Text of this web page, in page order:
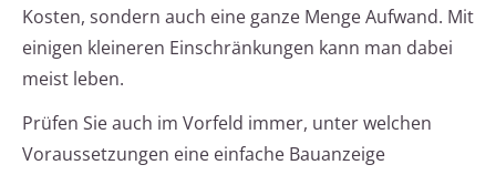
Kosten, sondern auch eine ganze Menge Aufwand. Mit
einigen kleineren Einschränkungen kann man dabei
meist leben.
Prüfen Sie auch im Vorfeld immer, unter welchen
Voraussetzungen eine einfache Bauanzeige